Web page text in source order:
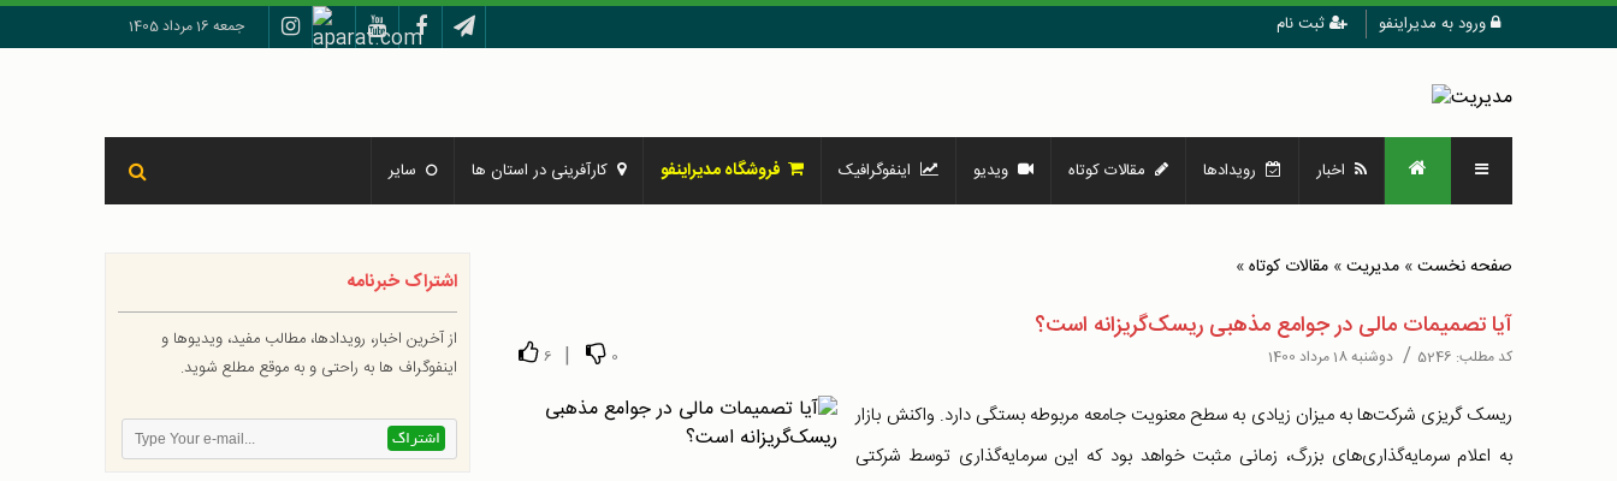
ورود به مدیراینفو ثبت نام جمعه 16 مرداد 1405
اخبار رویدادها مقالات کوتاه ویدیو اینفوگرافیک فروشگاه مدیراینفو کارآفرینی در استان ها سایر
صفحه نخست» مدیریت» مقالات کوتاه»
0
|
6
آیا تصمیمات مالی در جوامع مذهبی ریسک‌گریزانه است؟
کد مطلب: 5246
/ دوشنبه 18 مرداد 1400
ریسک گریزی شرکت‌ها به میزان زیادی به سطح معنویت جامعه مربوطه بستگی دارد. واکنش بازار
به اعلام سرمایه‌گذاری‌های بزرگ، زمانی مثبت خواهد بود که این سرمایه‌گذاری توسط شرکتی
اشتراک خبرنامه
از آخرین اخبار، رویدادها، مطالب مفید، ویدیوها و
اینفوگراف ها به راحتی و به موقع مطلع شوید.